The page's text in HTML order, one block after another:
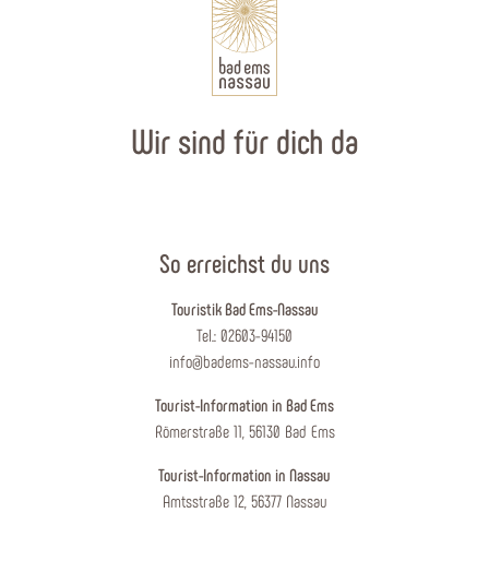
Wir sind für dich da
So erreichst du uns
Touristik Bad Ems-Nassau
Tel.: 02603-94150
info@badems-nassau.info
Tourist-Information in Bad Ems
Römerstraße 11, 56130 Bad Ems
Tourist-Information in Nassau
Amtsstraße 12, 56377 Nassau